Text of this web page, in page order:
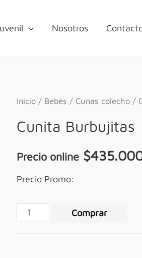
Nosotros
Inicio / Bebés / Cunas colecho /
Cunita Burbujitas
Precio online $
Precio Promo:
Comprar